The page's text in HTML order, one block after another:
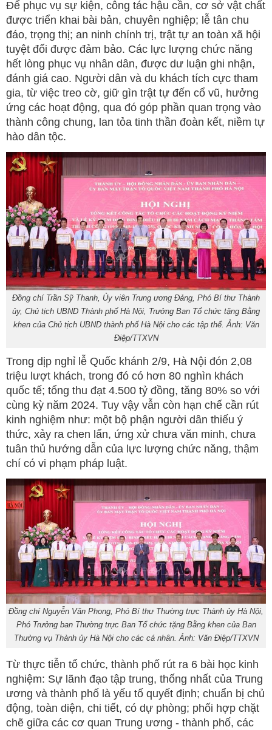
Để phục vụ sự kiện, công tác hậu cần, cơ sở vật chất
được triển khai bài bản, chuyên nghiệp; lễ tân chu
đáo, trọng thị; an ninh chính trị, trật tự an toàn xã hội
tuyệt đối được đảm bảo. Các lực lượng chức năng
hết lòng phục vụ nhân dân, được dư luận ghi nhận,
đánh giá cao. Người dân và du khách tích cực tham
gia, từ việc treo cờ, giữ gìn trật tự đến cổ vũ, hưởng
ứng các hoạt động, qua đó góp phần quan trọng vào
thành công chung, lan tỏa tinh thần đoàn kết, niềm tự
hào dân tộc.
Đồng chí Trần Sỹ Thanh, Ủy viên Trung ương Đảng, Phó Bí thư Thành
ủy, Chủ tịch UBND Thành phố Hà Nội, Trưởng Ban Tổ chức tặng Bằng
khen của Chủ tịch UBND thành phố Hà Nội cho các tập thể. Ảnh: Văn
Điệp/TTXVN
Trong dịp nghỉ lễ Quốc khánh 2/9, Hà Nội đón 2,08
triệu lượt khách, trong đó có hơn 80 nghìn khách
quốc tế; tổng thu đạt 4.500 tỷ đồng, tăng 80% so với
cùng kỳ năm 2024. Tuy vậy vẫn còn hạn chế cần rút
kinh nghiệm như: một bộ phận người dân thiếu ý
thức, xảy ra chen lấn, ứng xử chưa văn minh, chưa
tuân thủ hướng dẫn của lực lượng chức năng, thậm
chí có vi phạm pháp luật.
Đồng chí Nguyễn Văn Phong, Phó Bí thư Thường trực Thành ủy Hà Nội,
Phó Trưởng ban Thường trực Ban Tổ chức tặng Bằng khen của Ban
Thường vụ Thành ủy Hà Nội cho các cá nhân. Ảnh: Văn Điệp/TTXVN
Từ thực tiễn tổ chức, thành phố rút ra 6 bài học kinh
nghiệm: Sự lãnh đạo tập trung, thống nhất của Trung
ương và thành phố là yếu tố quyết định; chuẩn bị chủ
động, toàn diện, chi tiết, có dự phòng; phối hợp chặt
chẽ giữa các cơ quan Trung ương - thành phố, các